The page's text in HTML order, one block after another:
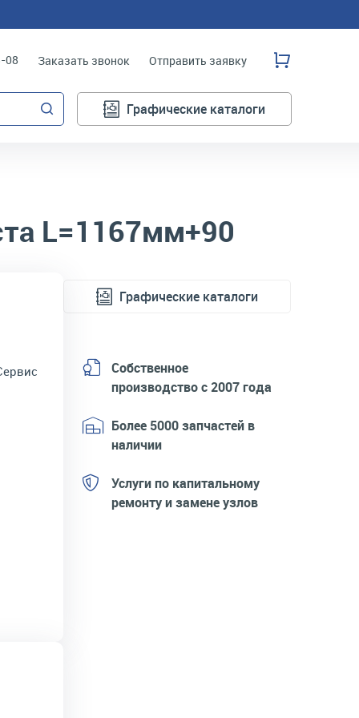
08 Заказать звонок Отправить заявку
Графические каталоги
L=1167мм+90
Графические каталоги
Собственное
производство с 2007 года
Более 5000 запчастей в
наличии
Услуги по капитальному
ремонту и замене узлов